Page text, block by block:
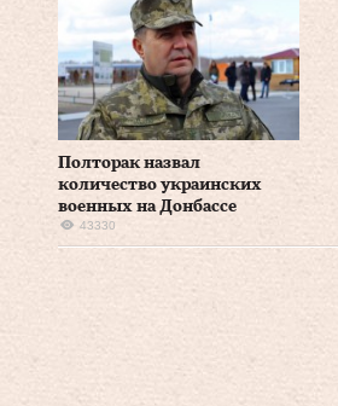
Полторак назвал
количество украинских
военных на Донбассе
43330